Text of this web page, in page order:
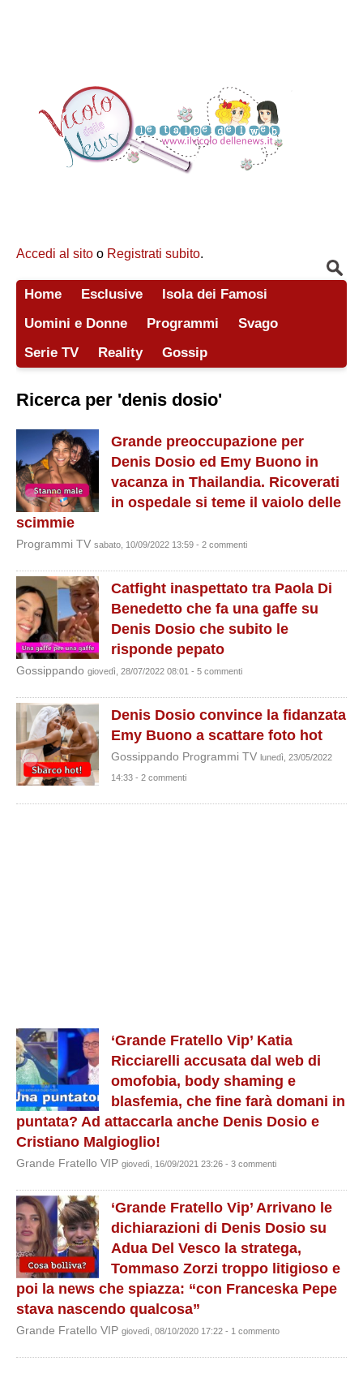
Accedi al sito o Registrati subito.
Home Esclusive
Isola dei Famosi
Uomini e Donne
Programmi
Svago
Serie TV
Reality Gossip
Ricerca per 'denis dosio'
Grande preoccupazione per
Denis Dosio ed Emy Buono in
vacanza in Thailandia. Ricoverati
in ospedale si teme il vaiolo delle
scimmie
Programmi TV sabato, 10/09/2022 13:59 - 2 commenti
Catfight inaspettato tra Paola Di
Benedetto che fa una gaffe su
Denis Dosio che subito le
risponde pepato
Gossippando giovedì, 28/07/2022 08:01 - 5 commenti
Denis Dosio convince la fidanzata
Emy Buono a scattare foto hot
Gossippando Programmi TV lunedì, 23/05/2022
14:33 - 2 commenti
‘Grande Fratello Vip’ Katia
Ricciarelli accusata dal web di
omofobia, body shaming e
blasfemia, che fine farà domani in
puntata? Ad attaccarla anche Denis Dosio e
Cristiano Malgioglio!
Grande Fratello VIP giovedì, 16/09/2021 23:26 - 3 commenti
‘Grande Fratello Vip’ Arrivano le
dichiarazioni di Denis Dosio su
Adua Del Vesco la stratega,
Tommaso Zorzi troppo litigioso e
poi la news che spiazza: “con Franceska Pepe
stava nascendo qualcosa”
Grande Fratello VIP giovedì, 08/10/2020 17:22 - 1 commento